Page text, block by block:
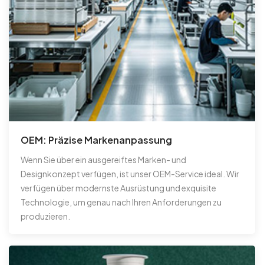
OEM: Präzise Markenanpassung
Wenn Sie über ein ausgereiftes Marken- und
Designkonzept verfügen, ist unser OEM-Service ideal. Wir
verfügen über modernste Ausrüstung und exquisite
Technologie, um genau nach Ihren Anforderungen zu
produzieren.